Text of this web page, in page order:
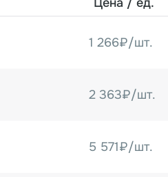
узнать стоимость
нашим отделом продаж.
1 266₽/шт.
2 363₽/шт.
5 571₽/шт.